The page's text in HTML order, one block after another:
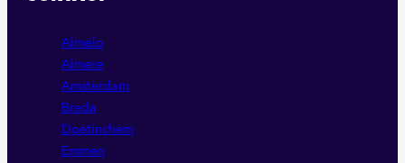
Almelo
Almere
Amsterdam
Breda
Doetinchem
Emmen